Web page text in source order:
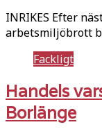
INRIKES Efter
arbetsmiljöbrott
Fackligt
Handels
Borlänge